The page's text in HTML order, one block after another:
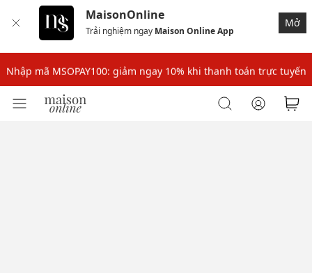
MaisonOnline
Trải nghiệm ngay Maison Online App
Mở
Nhập mã: MSOXINCHAO - Giảm 10% đơn đầu cho thành viên mới!
Nhập mã MSOPAY100: giảm ngay 10% khi thanh toán trực tuyến
Nhập mã: MSOXINCHAO - Giảm 10% đơn đầu cho thành viên mới!